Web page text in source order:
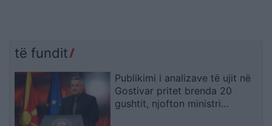
të fundit
Publikimi i analizave të ujit në
Gostivar pritet brenda 20
gushtit, njofton ministri